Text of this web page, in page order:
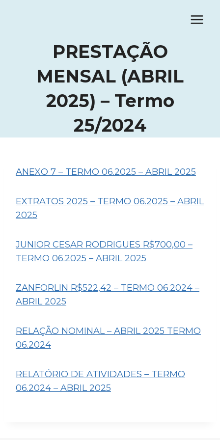
PRESTAÇÃO
MENSAL (ABRIL
2025) – Termo
25/2024
ANEXO 7 – TERMO 06.2025 – ABRIL 2025
EXTRATOS 2025 – TERMO 06.2025 – ABRIL
2025
JUNIOR CESAR RODRIGUES R$700,00 –
TERMO 06.2025 – ABRIL 2025
ZANFORLIN R$522,42 – TERMO 06.2024 –
ABRIL 2025
RELAÇÃO NOMINAL – ABRIL 2025 TERMO
06.2024
RELATÓRIO DE ATIVIDADES – TERMO
06.2024 – ABRIL 2025